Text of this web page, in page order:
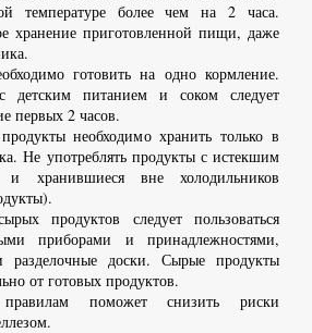
температуре более чем на 2 часа.
хранение приготовленной пищи, даже
готовить на одно кормление.
детским питанием и соком следует
первых 2 часов.
необходимо хранить только в
Не употреблять продукты с истекшим
и хранившиеся вне холодильников
продуктов следует пользоваться
приборами и принадлежностями,
доски. Сырые продукты
от готовых продуктов.
поможет снизить риски